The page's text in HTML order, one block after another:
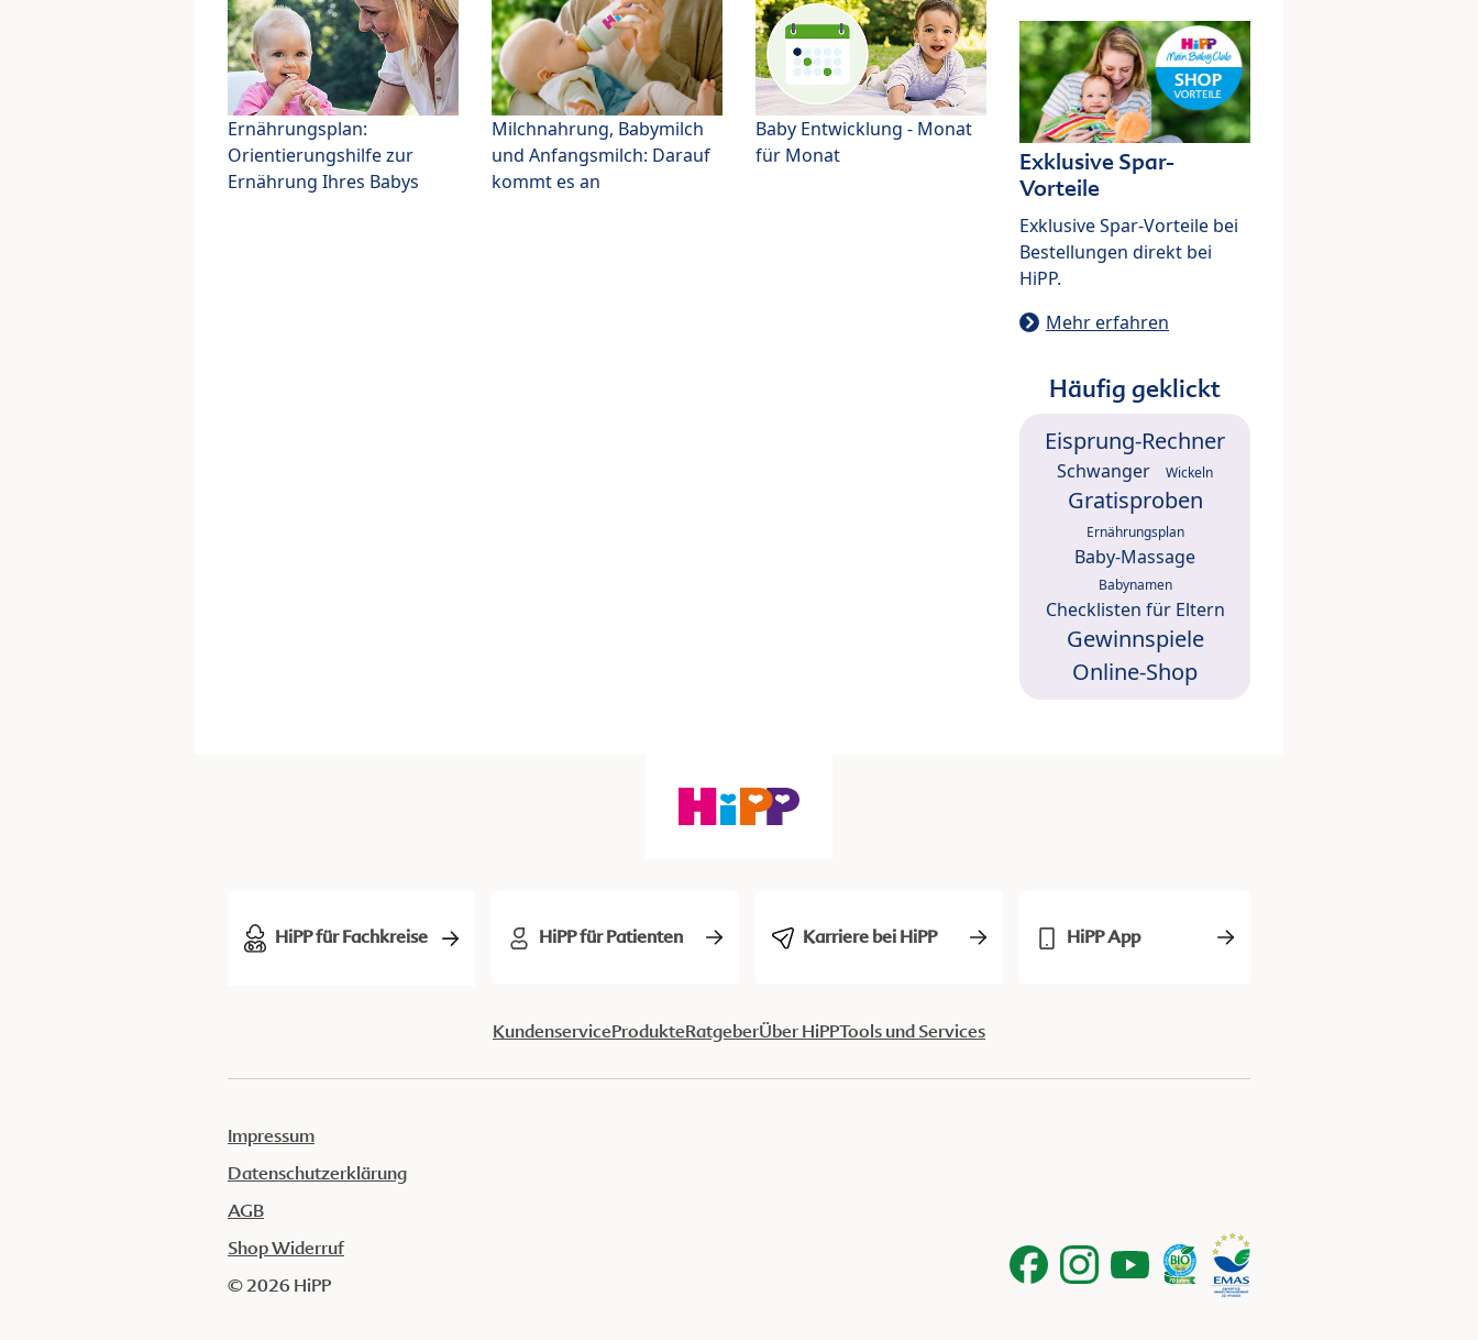
Ernährungsplan:
Orientierungshilfe zur
Ernährung Ihres Babys
Milchnahrung, Babymilch
und Anfangsmilch: Darauf
kommt es an
Baby Entwicklung - Monat
für Monat
Exklusive Spar-
Vorteile
Exklusive Spar-Vorteile bei
Bestellungen direkt bei
HiPP.
Mehr erfahren
Häufig geklickt
Eisprung-Rechner
Schwanger Wickeln
Gratisproben
Ernährungsplan
Baby-Massage
Babynamen
Checklisten für Eltern
Gewinnspiele
Online-Shop
HiPP für Fachkreise HiPP für Patienten Karriere bei HiPP HiPP App
KundenserviceProdukteRatgeberÜber HiPPTools und Services
Impressum
Datenschutzerklärung
AGB
Shop Widerruf
© 2026 HiPP